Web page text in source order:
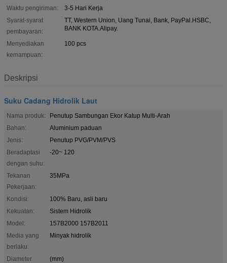
Waktu pengiriman:
3-5 Hari Kerja
Syarat-syarat
pembayaran:
TT, Western Union, Uang Tunai, Bank, PayPal.HSBC,
BANK KOTA.Alipay.
Menyediakan
kemampuan:
100 pcs
Deskripsi
Suku Cadang Hidrolik Laut
Nama produk:
Penutup Sambungan Ekor Katup Multi-Arah
Bahan:
Aluminium paduan
Jenis:
Penutup PVG/PVM/PVS
Beradaptasi
dengan suhu:
-20~ 120
Tekanan
Pekerjaan:
35MPa
Kondisi:
100% Baru, asli baru
Kekuatan:
Sistem Hidrolik
Model:
157B2000 157B2011
Media yang
berlaku:
Minyak hidrolik
Diameter
(mm)